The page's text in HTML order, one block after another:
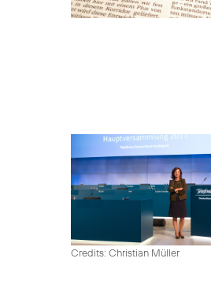
Credits: Christian Müller